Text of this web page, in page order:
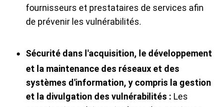
fournisseurs et prestataires de services afin
de prévenir les vulnérabilités.
Sécurité dans l'acquisition, le développement
et la maintenance des réseaux et des
systèmes d'information, y compris la gestion
et la divulgation des vulnérabilités : Les